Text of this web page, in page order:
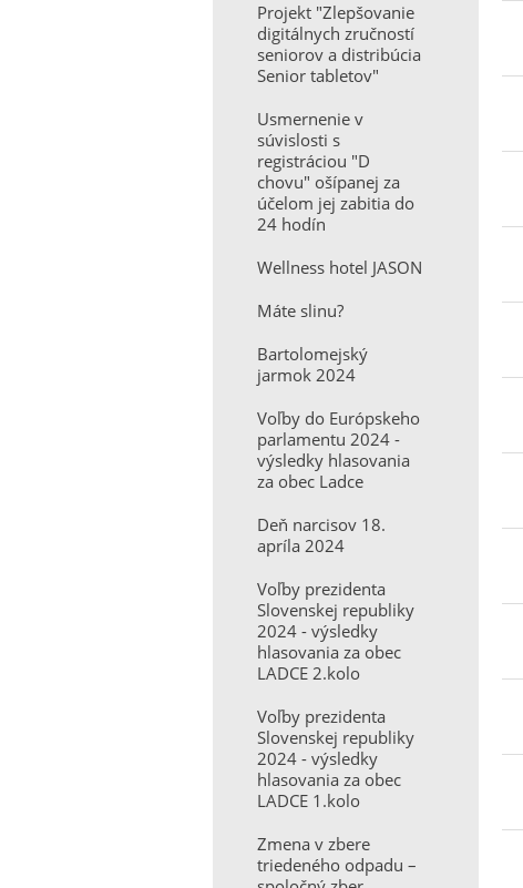
Projekt "Zlepšovanie
digitálnych zručností
seniorov a distribúcia
Senior tabletov"
Usmernenie v
súvislosti s
registráciou "D
chovu" ošípanej za
účelom jej zabitia do
24 hodín
Wellness hotel JASON
Máte slinu?
Bartolomejský
jarmok 2024
Voľby do Európskeho
parlamentu 2024 -
výsledky hlasovania
za obec Ladce
Deň narcisov 18.
apríla 2024
Voľby prezidenta
Slovenskej republiky
2024 - výsledky
hlasovania za obec
LADCE 2.kolo
Voľby prezidenta
Slovenskej republiky
2024 - výsledky
hlasovania za obec
LADCE 1.kolo
Zmena v zbere
triedeného odpadu –